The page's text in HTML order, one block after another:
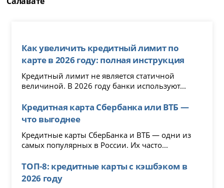
Как увеличить кредитный лимит по
карте в 2026 году: полная инструкция
Кредитный лимит не является статичной
величиной. В 2026 году банки используют...
Кредитная карта Сбербанка или ВТБ —
что выгоднее
Кредитные карты СберБанка и ВТБ — одни из
самых популярных в России. Их часто...
ТОП-8: кредитные карты с кэшбэком в
2026 году